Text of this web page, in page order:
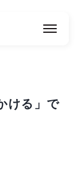
ける」で